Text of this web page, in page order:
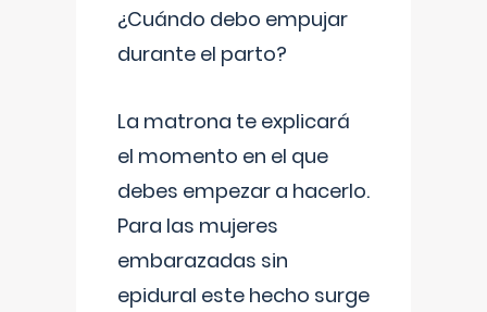
¿Cuándo debo empujar
durante el parto?
La matrona te explicará
el momento en el que
debes empezar a hacerlo.
Para las mujeres
embarazadas sin
epidural este hecho surge